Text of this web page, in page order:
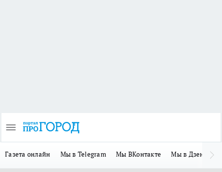
Газета онлайн Мы в Telegram Мы ВКонтакте Мы в Дзене